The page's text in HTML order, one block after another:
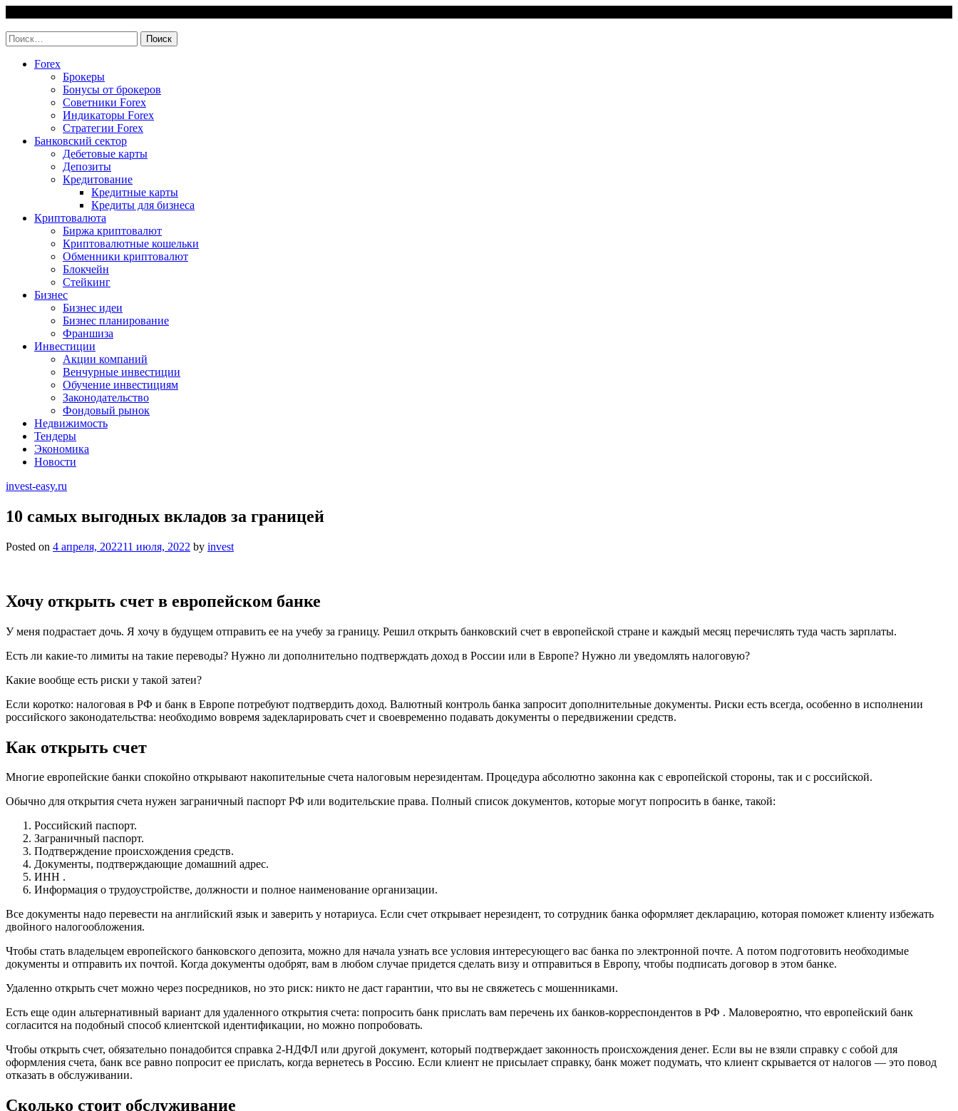
content
Найти:
Forex
Брокеры
Бонусы от брокеров
Советники Forex
Индикаторы Forex
Стратегии Forex
Банковский сектор
Дебетовые карты
Депозиты
Кредитование
Кредитные карты
Кредиты для бизнеса
Криптовалюта
Биржа криптовалют
Криптовалютные кошельки
Обменники криптовалют
Блокчейн
Стейкинг
Бизнес
Бизнес идеи
Бизнес планирование
Франшиза
Инвестиции
Акции компаний
Венчурные инвестиции
Обучение инвестициям
Законодательство
Фондовый рынок
Недвижимость
Тендеры
Экономика
Новости
invest-easy.ru
10 самых выгодных вкладов за границей
Posted on 4 апреля, 202211 июля, 2022 by invest
Хочу открыть счет в европейском банке
У меня подрастает дочь. Я хочу в будущем отправить ее на учебу за границу. Решил открыть банковский счет в европейской стране и каждый месяц перечислять туда часть зарплаты.
Есть ли какие-то лимиты на такие переводы? Нужно ли дополнительно подтверждать доход в России или в Европе? Нужно ли уведомлять налоговую?
Какие вообще есть риски у такой затеи?
Если коротко: налоговая в РФ и банк в Европе потребуют подтвердить доход. Валютный контроль банка запросит дополнительные документы. Риски есть всегда, особенно в исполнении
российского законодательства: необходимо вовремя задекларировать счет и своевременно подавать документы о передвижении средств.
Как открыть счет
Многие европейские банки спокойно открывают накопительные счета налоговым нерезидентам. Процедура абсолютно законна как с европейской стороны, так и с российской.
Обычно для открытия счета нужен заграничный паспорт РФ или водительские права. Полный список документов, которые могут попросить в банке, такой:
Российский паспорт.
Заграничный паспорт.
Подтверждение происхождения средств.
Документы, подтверждающие домашний адрес.
ИНН .
Информация о трудоустройстве, должности и полное наименование организации.
Все документы надо перевести на английский язык и заверить у нотариуса. Если счет открывает нерезидент, то сотрудник банка оформляет декларацию, которая поможет клиенту избежать
двойного налогообложения.
Чтобы стать владельцем европейского банковского депозита, можно для начала узнать все условия интересующего вас банка по электронной почте. А потом подготовить необходимые
документы и отправить их почтой. Когда документы одобрят, вам в любом случае придется сделать визу и отправиться в Европу, чтобы подписать договор в этом банке.
Удаленно открыть счет можно через посредников, но это риск: никто не даст гарантии, что вы не свяжетесь с мошенниками.
Есть еще один альтернативный вариант для удаленного открытия счета: попросить банк прислать вам перечень их банков-корреспондентов в РФ . Маловероятно, что европейский банк
согласится на подобный способ клиентской идентификации, но можно попробовать.
Чтобы открыть счет, обязательно понадобится справка 2-НДФЛ или другой документ, который подтверждает законность происхождения денег. Если вы не взяли справку с собой для
оформления счета, банк все равно попросит ее прислать, когда вернетесь в Россию. Если клиент не присылает справку, банк может подумать, что клиент скрывается от налогов — это повод
отказать в обслуживании.
Сколько стоит обслуживание